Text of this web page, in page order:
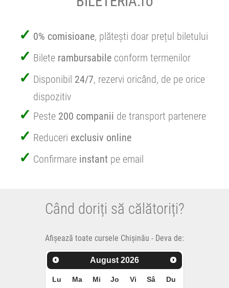
0% comisioane, plătești doar prețul biletului
Bilete rambursabile conform termenilor
Disponibil 24/7, rezervi oricând, de pe orice
dispozitiv
Peste 200 companii de transport partenere
Reduceri exclusiv online
Confirmare instant pe email
Când doriți să călătoriți?
Afișează toate cursele Chișinău - Deva de:
August 2026
Lu Ma Mi Jo Vi Sâ Du